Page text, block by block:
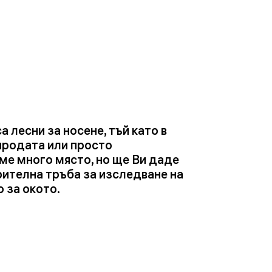
лесни за носене, тъй като в
или просто
много място, но ще Ви даде
тръба за изследване на
за окото.